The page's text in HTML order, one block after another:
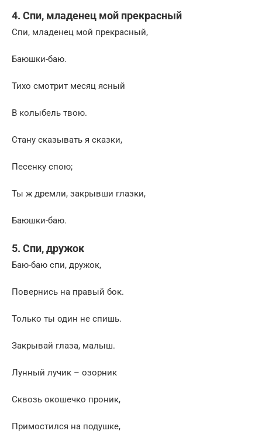
4. Спи, младенец мой прекрасный
Спи, младенец мой прекрасный,
Баюшки-баю.
Тихо смотрит месяц ясный
В колыбель твою.
Стану сказывать я сказки,
Песенку спою;
Ты ж дремли, закрывши глазки,
Баюшки-баю.
5. Спи, дружок
Баю-баю спи, дружок,
Повернись на правый бок.
Только ты один не спишь.
Закрывай глаза, малыш.
Лунный лучик – озорник
Сквозь окошечко проник,
Примостился на подушке,